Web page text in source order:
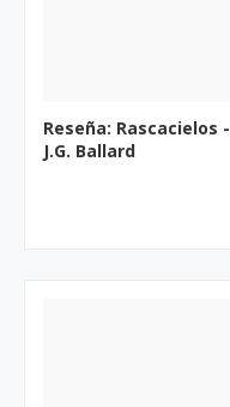
Reseña: Rascacielos -
J.G. Ballard